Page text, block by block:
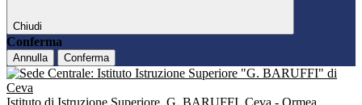
Chiudi
Conferma
Annulla Conferma